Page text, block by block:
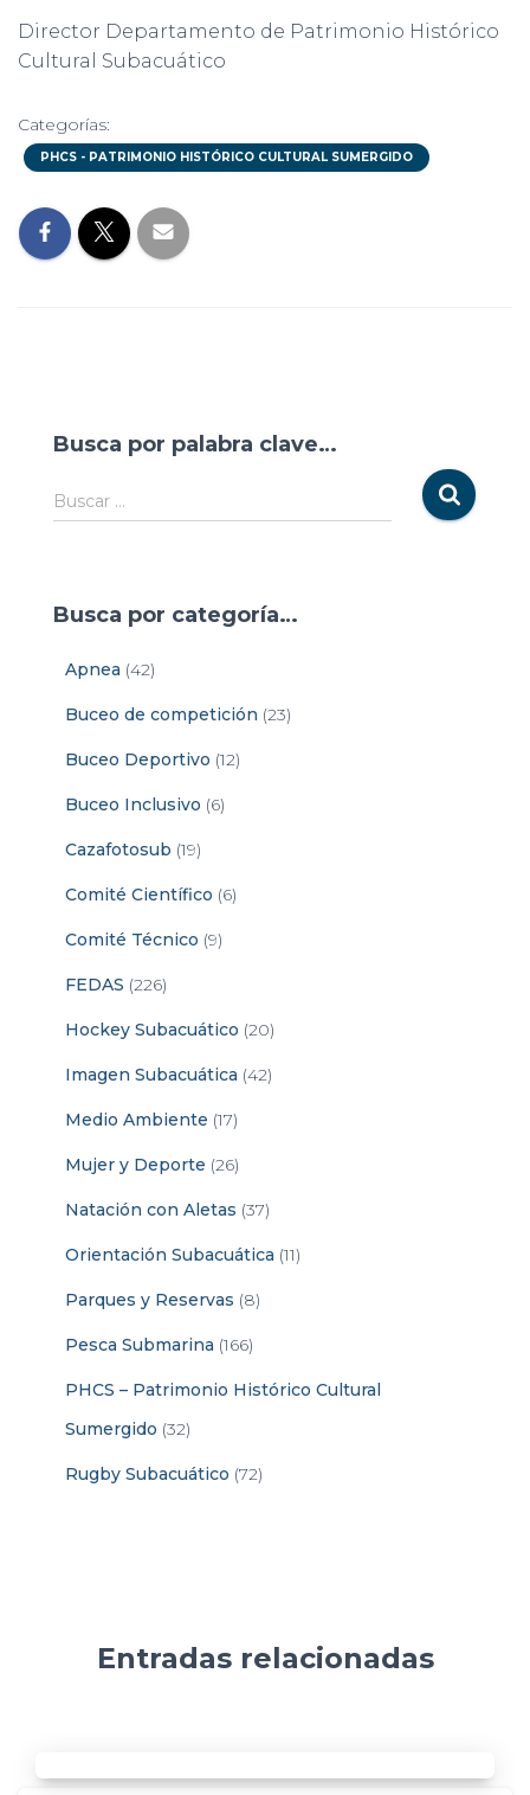
Director Departamento de Patrimonio Histórico
Cultural Subacuático
Categorías:
PHCS - PATRIMONIO HISTÓRICO CULTURAL SUMERGIDO
Busca por palabra clave…
Buscar …
Busca por categoría…
Apnea (42)
Buceo de competición (23)
Buceo Deportivo (12)
Buceo Inclusivo (6)
Cazafotosub (19)
Comité Científico (6)
Comité Técnico (9)
FEDAS (226)
Hockey Subacuático (20)
Imagen Subacuática (42)
Medio Ambiente (17)
Mujer y Deporte (26)
Natación con Aletas (37)
Orientación Subacuática (11)
Parques y Reservas (8)
Pesca Submarina (166)
PHCS – Patrimonio Histórico Cultural
Sumergido (32)
Rugby Subacuático (72)
Entradas relacionadas